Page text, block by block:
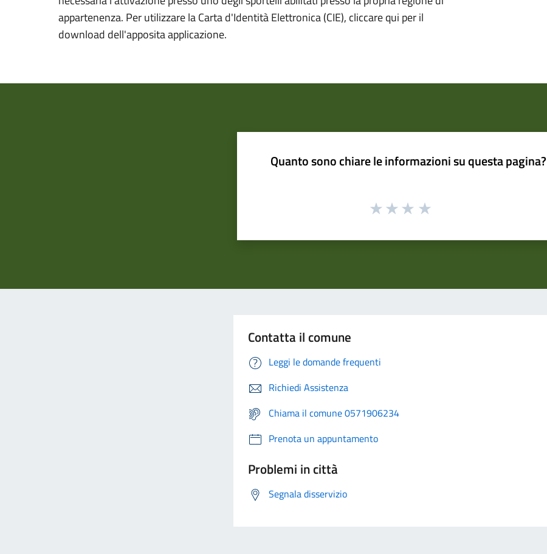
appartenenza. Per utilizzare la Carta d'Identità Elettronica (CIE), cliccare qui per il
download dell'apposita applicazione.
Quanto sono chiare le informazioni su questa pagina?
Contatta il comune
Leggi le domande frequenti
Richiedi Assistenza
Chiama il comune 0571906234
Prenota un appuntamento
Problemi in città
Segnala disservizio